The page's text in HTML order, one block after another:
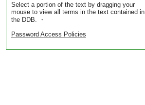
Select a portion of the text by dragging your
mouse to view all terms in the text contained in
the DDB. ・
Password Access Policies